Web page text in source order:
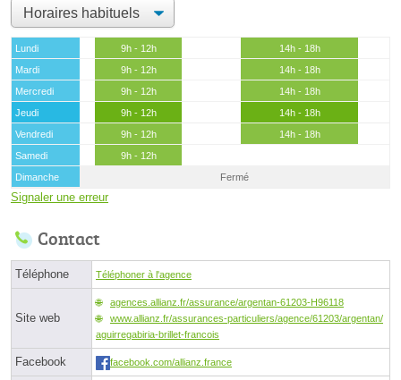
Lundi 9h - 12h
14h - 18h
Mardi
9h - 12h
14h - 18h
Mercredi
9h - 12h
14h - 18h
Jeudi
9h - 12h
14h - 18h
Vendredi
9h - 12h
14h - 18h
Samedi
9h - 12h
Dimanche
Fermé
Signaler une erreur
Contact
Téléphone Téléphoner à l'agence
Site web
agences.allianz.fr/assurance/argentan-61203-H96118
www.allianz.fr/assurances-particuliers/agence/61203/argentan/
aguirregabiria-brillet-francois
Facebook facebook.com/allianz.france